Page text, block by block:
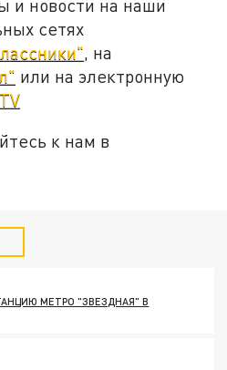
и новости на наши
сетях
, на
или на электронную
к нам в
МЕТРО "ЗВЕЗДНАЯ" В